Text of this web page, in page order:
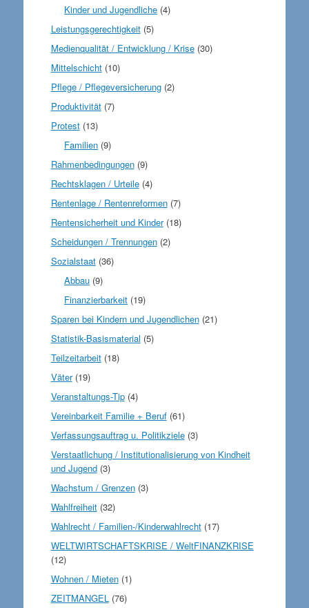
Kinder und Jugendliche (4)
Leistungsgerechtigkeit(5)
Medienqualität / Entwicklung / Krise(30)
Mittelschicht(10)
Pflege / Pflegeversicherung(2)
Produktivität(7)
Protest(13)
Familien (9)
Rahmenbedingungen(9)
Rechtsklagen / Urteile(4)
Rentenlage / Rentenreformen(7)
Rentensicherheit und Kinder(18)
Scheidungen / Trennungen(2)
Sozialstaat(36)
Abbau (9)
Finanzierbarkeit (19)
Sparen bei Kindern und Jugendlichen(21)
Statistik-Basismaterial (5)
Teilzeitarbeit(18)
Väter(19)
Veranstaltungs-Tip(4)
Vereinbarkeit Familie + Beruf(61)
Verfassungsauftrag u. Politikziele(3)
Verstaatlichung / Institutionalisierung von Kindheit
und Jugend(3)
Wachstum / Grenzen(3)
Wahlfreiheit(32)
Wahlrecht / Familien-/Kinderwahlrecht(17)
WELTWIRTSCHAFTSKRISE / WeltFINANZKRISE
(12)
Wohnen / Mieten(1)
ZEITMANGEL(76)